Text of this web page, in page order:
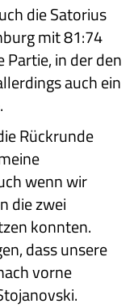
die Satorius
mit 81:74
in der den
auch ein
Rückrunde
wenn wir
die zwei
konnten.
dass unsere
vorne